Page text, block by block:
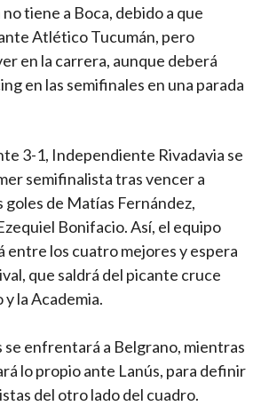
tiene a Boca, debido a que
Atlético Tucumán, pero
en la carrera, aunque deberá
en las semifinales en una parada
3-1, Independiente Rivadavia se
semifinalista tras vencer a
goles de Matías Fernández,
Bonifacio. Así, el equipo
entre los cuatro mejores y espera
que saldrá del picante cruce
la Academia.
enfrentará a Belgrano, mientras
lo propio ante Lanús, para definir
del otro lado del cuadro.